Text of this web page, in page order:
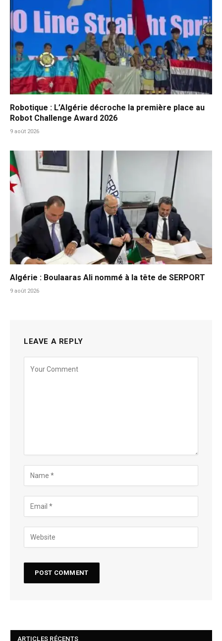
Robotique : L’Algérie décroche la première place au
Robot Challenge Award 2026
9 août 2026
Algérie : Boulaaras Ali nommé à la tête de SERPORT
9 août 2026
LEAVE A REPLY
ARTICLES RÉCENTS